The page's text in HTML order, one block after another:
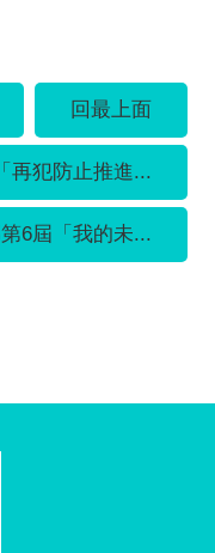
回最上面
再犯防止推進...
6屆「我的未...